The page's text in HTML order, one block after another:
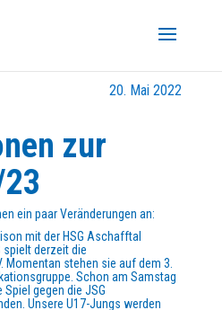
20. Mai 2022
zur
ein paar Veränderungen an:
mit der HSG Aschafftal
spielt derzeit die
Momentan stehen sie auf dem 3.
Schon am Samstag
gegen die JSG
Unsere U17-Jungs werden